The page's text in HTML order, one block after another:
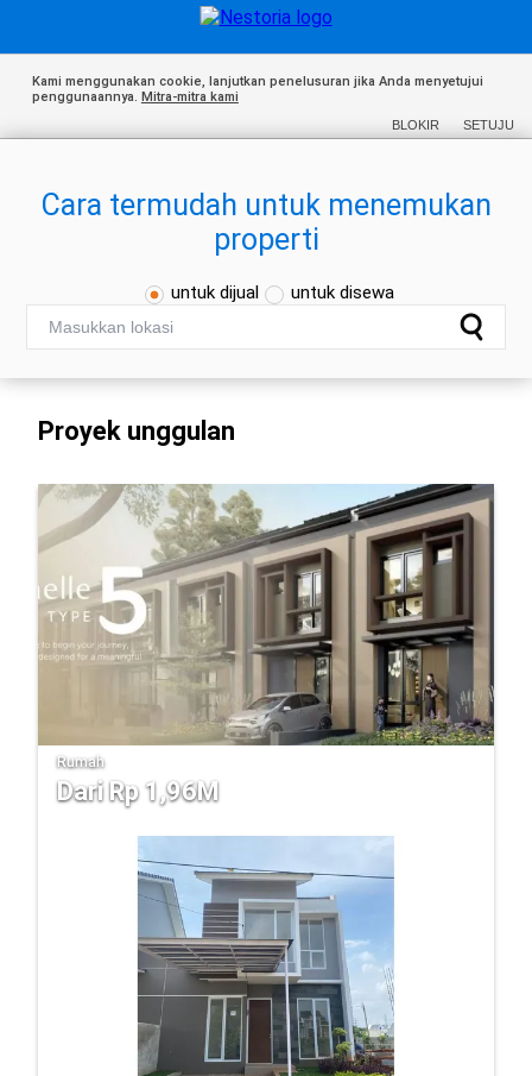
Kami menggunakan cookie, lanjutkan penelusuran jika Anda menyetujui
penggunaannya. Mitra-mitra kami
BLOKIR SETUJU
Cara termudah untuk menemukan
properti
untuk dijual untuk disewa
Proyek unggulan
Rumah
Dari Rp 1,96M